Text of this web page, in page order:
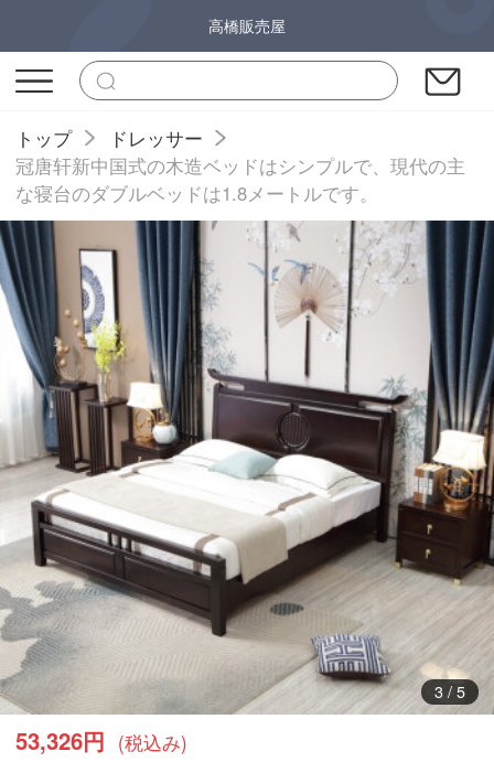
高橋販売屋
トップ
ドレッサー
冠唐轩新中国式の木造ベッドはシンプルで、現代の主
な寝台のダブルベッドは1.8メートルです。
4/ 5
53,326円 (税込み)